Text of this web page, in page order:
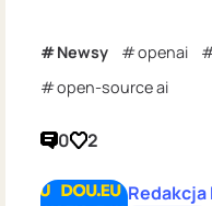
Newsy openai
open-source ai
0 2
Redakcja